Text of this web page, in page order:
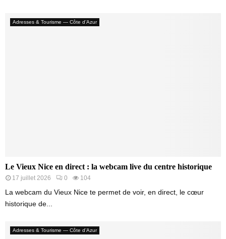
Adresses & Tourisme — Côte d’Azur
Le Vieux Nice en direct : la webcam live du centre historique
17 juillet 2026 0 104
La webcam du Vieux Nice te permet de voir, en direct, le cœur
historique de...
Adresses & Tourisme — Côte d’Azur